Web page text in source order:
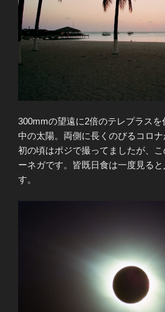
300mmの望遠に2倍のテレプラス
中の太陽。両側に長くのびるコロ
初の頃はポジで撮ってましたが、
ーネガです。皆既日食は一度見る
す。